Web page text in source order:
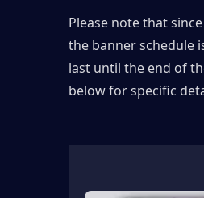
Please note that
the banner schedule
last until the end of
below for specific